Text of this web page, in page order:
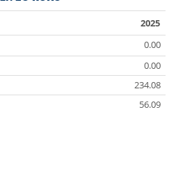
2025
0.00
0.00
234.08
56.09